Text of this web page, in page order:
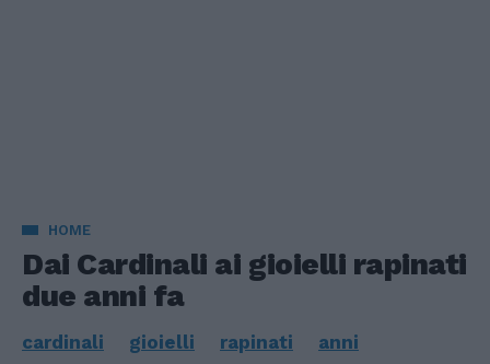
HOME
Dai Cardinali ai gioielli rapinati
due anni fa
cardinali gioielli rapinati anni